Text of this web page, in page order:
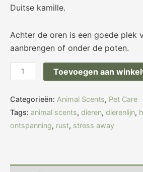
Duitse kamille.
Achter de oren is een goede plek
aanbrengen of onder de poten.
Toevoegen aan
Categorieën: Animal Scents, Pet Care
Tags: animal scents, dieren, dierenlijn,
ontspanning, rust, stress away